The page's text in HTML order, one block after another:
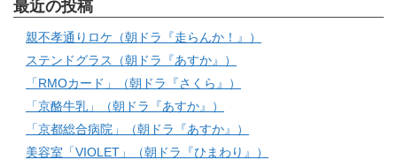
最近の投稿
親不孝通りロケ（朝ドラ『走らんか！』）
ステンドグラス（朝ドラ『あすか』）
「RMOカード」（朝ドラ『さくら』）
「京酪牛乳」（朝ドラ『あすか』）
「京都総合病院」（朝ドラ『あすか』）
美容室「VIOLET」（朝ドラ『ひまわり』）